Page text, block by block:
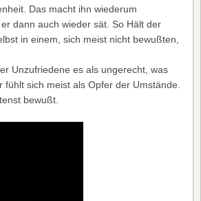
Das macht ihn wiederum
dann auch wieder sät. So Hält der
in einem, sich meist nicht bewußten,
Unzufriedene es als ungerecht, was
fühlt sich meist als Opfer der Umstände.
bewußt.